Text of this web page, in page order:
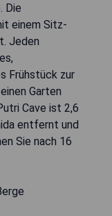
Die
einem Sitz-
Jeden
Frühstück zur
Garten
Cave ist 2,6
entfernt und
Sie nach 16